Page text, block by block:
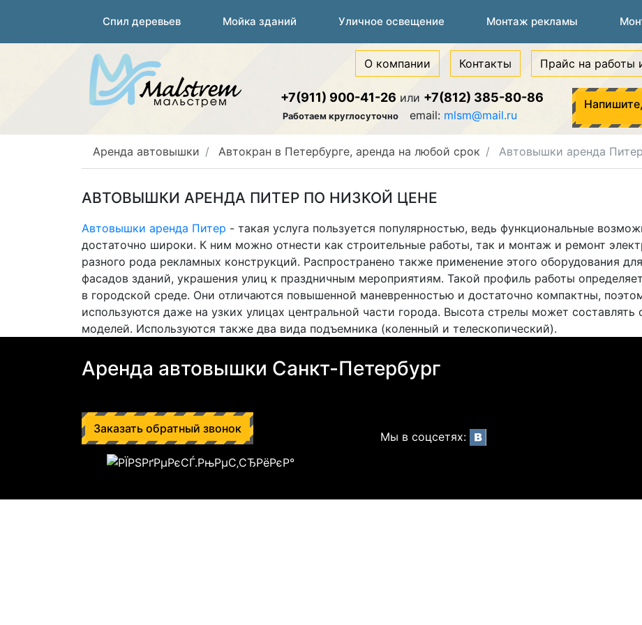
Спил деревьев Мойка зданий Уличное освещение Монтаж рекламы
О компании Контакты Прайс на работы
+7(911) 900-41-26 или +7(812) 385-80-86
Работаем круглосуточно email: mlsm@mail.ru
Аренда автовышки Автокран в Петербурге, аренда на любой срок Автовышки аренда
АВТОВЫШКИ АРЕНДА ПИТЕР ПО НИЗКОЙ ЦЕНЕ
Автовышки аренда Питер - такая услуга пользуется популярностью, ведь функциональные
достаточно широки. К ним можно отнести как строительные работы, так и монтаж и ремонт
разного рода рекламных конструкций. Распространено также применение этого оборудования
фасадов зданий, украшения улиц к праздничным мероприятиям. Такой профиль работы
в городской среде. Они отличаются повышенной маневренностью и достаточно компактны,
используются даже на узких улицах центральной части города. Высота стрелы может
моделей. Используются также два вида подъемника (коленный и телескопический).
Аренда автовышки Санкт-Петербург
Заказать обратный звонок
Мы в соцсетях: